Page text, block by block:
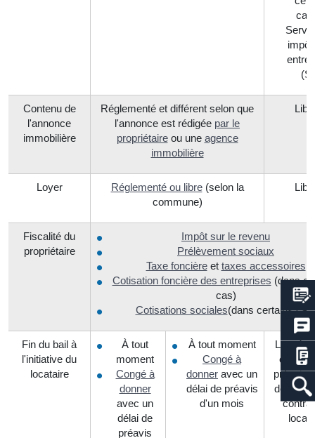
Contenu de
l'annonce
immobilière
Réglementé et différent selon que
l'annonce est rédigée par le
propriétaireou une agence
immobilière
Loyer Réglementé ou libre(selon la
commune)
Fiscalité du
propriétaire
Impôt sur le revenu
Prélèvement sociaux
Taxe foncièreet taxes accessoires
Cotisation foncière des entreprises (dans
cas)
Cotisations sociales(dans certains
Fin du bail à
l'initiative du
locataire
À tout
moment
Congé à
donner
avec un
délai de
préavis
À tout moment
Congé à
donner avec un
délai de préavis
d'un mois
Les
congé
préavis
définir